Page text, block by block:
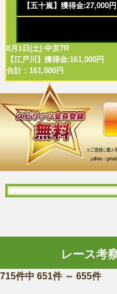
【五十嵐】獲得金:27,000円
8月1日(土) 中京7R
【江戸川】獲得金:161,000円
合計：161,000円
レース考
715件中 651件 ～ 655件